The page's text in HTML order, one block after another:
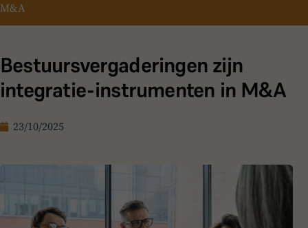
M&A
Bestuursvergaderingen zijn
integratie-instrumenten in M&A
23/10/2025